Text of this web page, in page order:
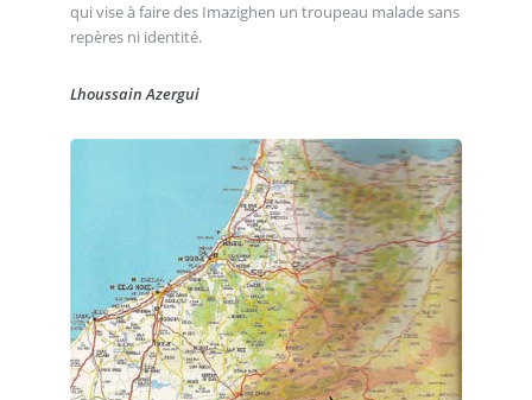
qui vise à faire des Imazighen un troupeau malade sans
repères ni identité.
Lhoussain Azergui